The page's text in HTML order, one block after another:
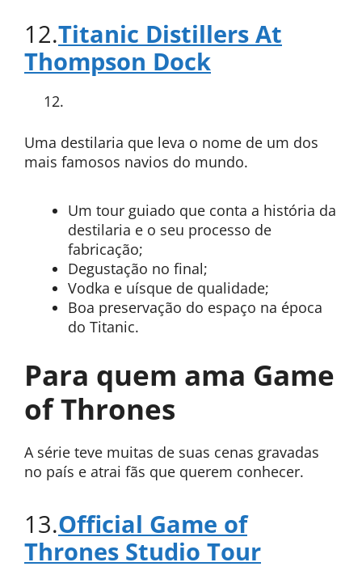
12.Titanic Distillers At
Thompson Dock
Uma destilaria que leva o nome de um dos
mais famosos navios do mundo.
Um tour guiado que conta a história da
destilaria e o seu processo de
fabricação;
Degustação no final;
Vodka e uísque de qualidade;
Boa preservação do espaço na época
do Titanic.
Para quem ama Game
of Thrones
A série teve muitas de suas cenas gravadas
no país e atrai fãs que querem conhecer.
13.Official Game of
Thrones Studio Tour